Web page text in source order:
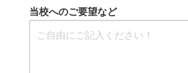
当校へのご要望など